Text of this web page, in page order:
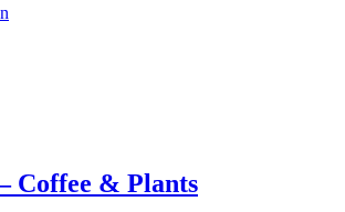
Coffee & Plants